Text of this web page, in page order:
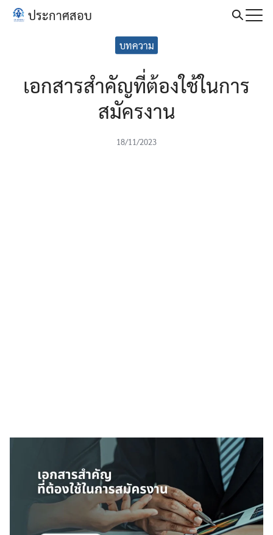
Skip
ประกาศสอบ
บทความ
เอกสารสำคัญที่ต้องใช้ในการ
สมัครงาน
18/11/2023